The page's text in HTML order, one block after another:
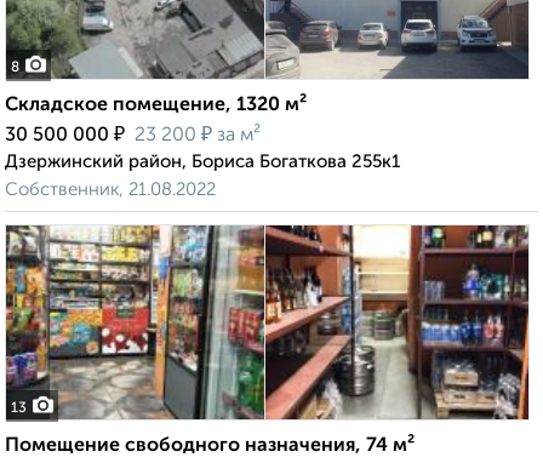
8
Складское помещение, 1320 м²
30 500 000 ₽ 23 200 ₽ за м²
Дзержинский район, Бориса Богаткова 255к1
Собственник, 21.08.2022
13
Помещение свободного назначения, 74 м²